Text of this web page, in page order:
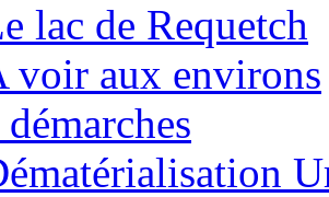
lac de Requetch
voir aux environs